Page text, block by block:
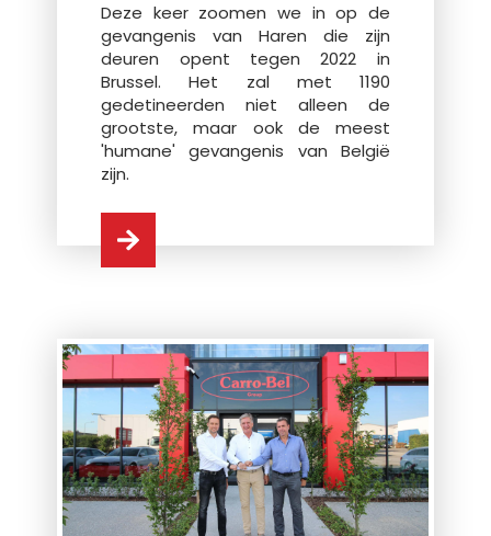
Deze keer zoomen we in op de
gevangenis van Haren die zijn
deuren opent tegen 2022 in
Brussel. Het zal met 1190
gedetineerden niet alleen de
grootste, maar ook de meest
'humane' gevangenis van België
zijn.